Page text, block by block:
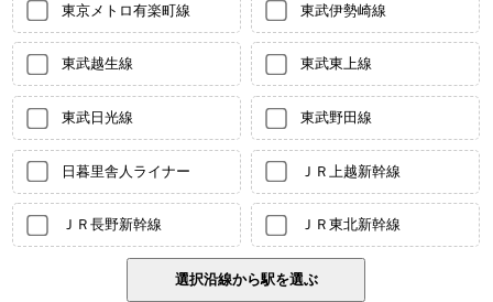
東京メトロ有楽町線 東武伊勢崎線
東武越生線 東武東上線
東武日光線 東武野田線
日暮里舎人ライナー ＪＲ上越新幹線
ＪＲ長野新幹線 ＪＲ東北新幹線